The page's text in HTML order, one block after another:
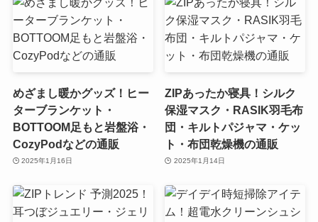
めざまし暖かグッズ！ヒー
ターブランケット・
BOTTOOM足もと岩盤浴・
CozyPodなどの通販
2025年1月16日
ZIPあったか寝具！シルク
保湿マスク・RASIK羽毛布
団・キルトパジャマ・ケッ
ト・布団乾燥機の通販
2025年1月14日